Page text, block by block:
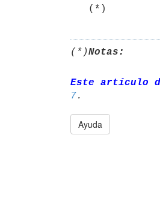
   (*)
(*)Notas:
Este artículo
7
Ayuda